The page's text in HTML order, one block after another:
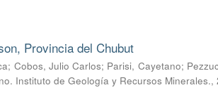
Provincia del Chubut
; Cobos, Julio Carlos; Parisi, Cayetano;
Instituto de Geología y Recursos Minerales.,